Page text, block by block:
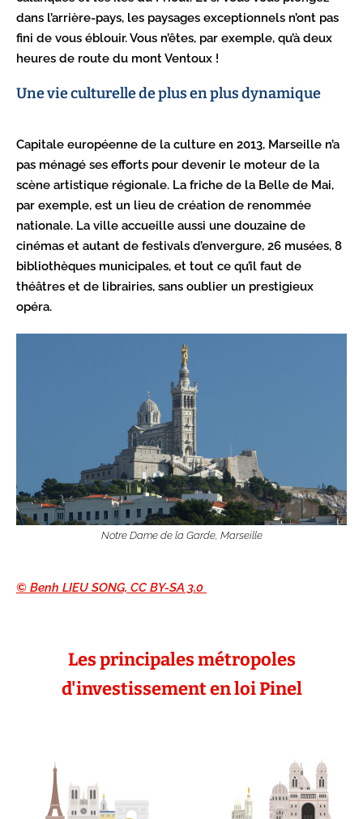
dans l’arrière-pays, les paysages exceptionnels n’ont pas
fini de vous éblouir. Vous n’êtes, par exemple, qu’à deux
heures de route du mont Ventoux !
Une vie culturelle de plus en plus dynamique
Capitale européenne de la culture en 2013, Marseille n’a
pas ménagé ses efforts pour devenir le moteur de la
scène artistique régionale. La friche de la Belle de Mai,
par exemple, est un lieu de création de renommée
nationale. La ville accueille aussi une douzaine de
cinémas et autant de festivals d’envergure, 26 musées, 8
bibliothèques municipales, et tout ce qu’il faut de
théâtres et de librairies, sans oublier un prestigieux
opéra.
Notre Dame de la Garde, Marseille
© Benh LIEU SONG, CC BY-SA 3.0
Les principales métropoles
d'investissement en loi Pinel